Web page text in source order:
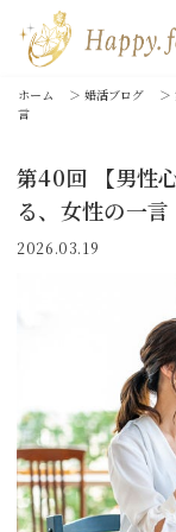
ホーム ＞ 婚活ブログ ＞
言
第40回 【男性
る、女性の一言
2026.03.19